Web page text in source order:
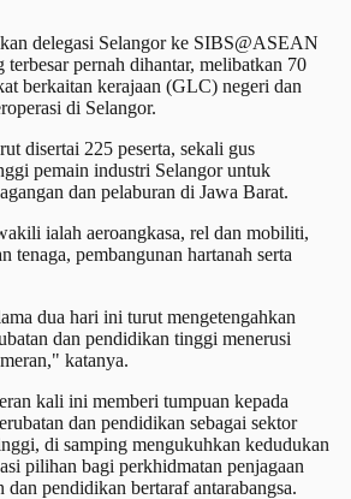
delegasi Selangor ke SIBS@ASEAN
pernah dihantar, melibatkan 70
berkaitan kerajaan (GLC) negeri dan
di Selangor.
disertai 225 peserta, sekali gus
pemain industri Selangor untuk
dan pelaburan di Jawa Barat.
ialah aeroangkasa, rel dan mobiliti,
tenaga, pembangunan hartanah serta
dua hari ini turut mengetengahkan
dan pendidikan tinggi menerusi
katanya.
kali ini memberi tumpuan kepada
dan pendidikan sebagai sektor
di samping mengukuhkan kedudukan
pilihan bagi perkhidmatan penjagaan
dan pendidikan bertaraf antarabangsa.